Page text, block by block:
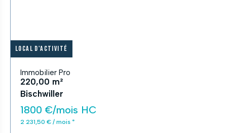
Local d'activité
Immobilier Pro
220,00 m²
Bischwiller
1800 €/mois HC
2 231,50 € / mois *